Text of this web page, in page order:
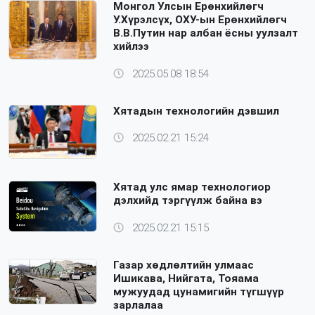
Монгол Улсын Ерөнхийлөгч
У.Хүрэлсүх, ОХУ-ын Ерөнхийлөгч
В.В.Путин нар албан ёсны уулзалт
хийлээ
2025.05.08 18:54
Хятадын технологийн дэвшил
2025.02.21 15:24
Хятад улс ямар технологиор
дэлхийд тэргүүлж байна вэ
2025.02.21 15:15
Газар хөдлөлтийн улмаас
Ишикава, Нийгата, Тояама
мужуудад цунамигийн түгшүүр
зарлалаа